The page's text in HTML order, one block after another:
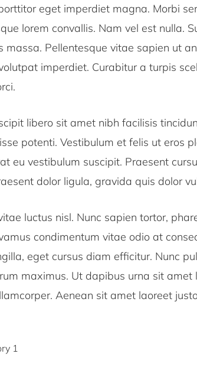
eget imperdiet magna. Morbi
lorem convallis. Nam vel est nulla.
massa. Pellentesque vitae sapien ut
imperdiet. Curabitur a turpis
libero sit amet nibh facilisis
potenti. Vestibulum et felis ut eros
eu vestibulum suscipit. Praesent
dolor ligula, gravida quis dolor
luctus nisl. Nunc sapien tortor,
condimentum vitae odio at
eget cursus diam efficitur. Nunc
maximus. Ut dapibus urna sit amet
Aenean sit amet laoreet
1